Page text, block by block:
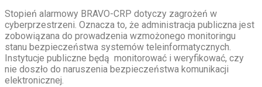
Stopień alarmowy BRAVO-CRP dotyczy zagrożeń w
cyberprzestrzeni. Oznacza to, że administracja publiczna jest
zobowiązana do prowadzenia wzmożonego monitoringu
stanu bezpieczeństwa systemów teleinformatycznych.
Instytucje publiczne będą monitorować i weryfikować, czy
nie doszło do naruszenia bezpieczeństwa komunikacji
elektronicznej.